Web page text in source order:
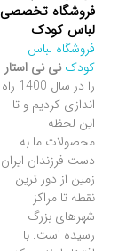
فروشگاه تخصصی
لباس کودک
فروشگاه لباس
کودک نی نی استار
را در سال 1400 راه
اندازی کردیم و تا
این لحظه
محصولات ما به
دست فرزندان ایران
زمین از دور ترین
نقطه تا مراکز
شهرهای بزرگ
رسیده است. با